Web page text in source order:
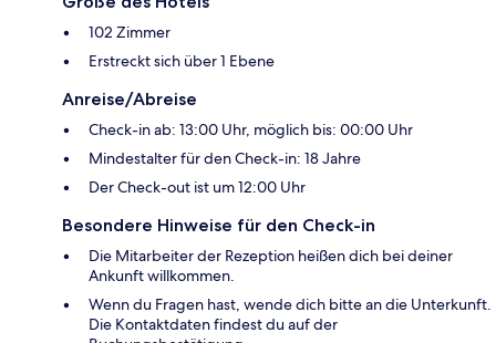
102 Zimmer
Erstreckt sich über 1 Ebene
Anreise/Abreise
Check-in ab: 13:00 Uhr, möglich bis: 00:00 Uhr
Mindestalter für den Check-in: 18 Jahre
Der Check-out ist um 12:00 Uhr
Besondere Hinweise für den Check-in
Die Mitarbeiter der Rezeption heißen dich bei deiner
Ankunft willkommen.
Wenn du Fragen hast, wende dich bitte an die Unterkunft.
Die Kontaktdaten findest du auf der